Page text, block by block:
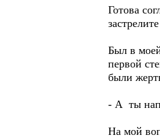
Готова
Был в
первой
были
- А ты
На мой